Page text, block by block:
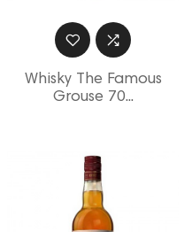
Whisky The Famous
Grouse 70...